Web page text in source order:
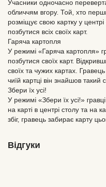
Учасники одночасно
обличчям вгору. Той, хто
розміщує свою картку у
позбутися всіх своїх карт.
Гаряча картопля
У режимі «Гаряча картопля»
позбутися своїх карт.
своїх та чужих картах.
чиїй картці він знайшов
Збери їх усі!
У режимі «Збери їх усі!»
на карті в центрі столу та на
збіг, гравець забирає карту
Відгуки